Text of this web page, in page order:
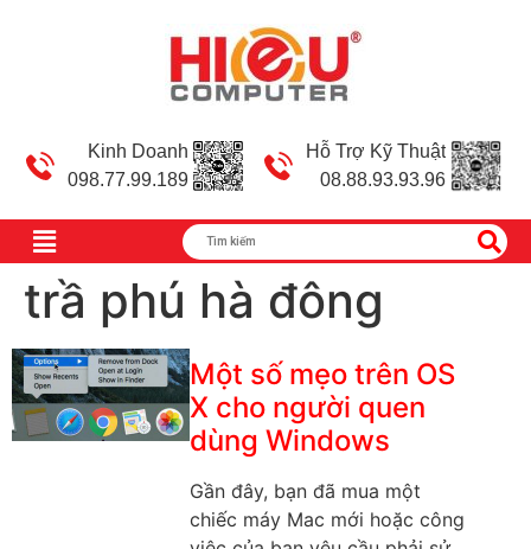
Kinh Doanh
098.77.99.189
Hỗ Trợ Kỹ Thuật
08.88.93.93.96
trầ phú hà đông
Một số mẹo trên OS
X cho người quen
dùng Windows
Gần đây, bạn đã mua một
chiếc máy Mac mới hoặc công